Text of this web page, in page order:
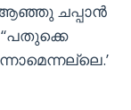
ചപ്പാൻ